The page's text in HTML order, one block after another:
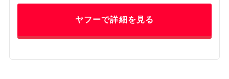
ヤフーで詳細を見る